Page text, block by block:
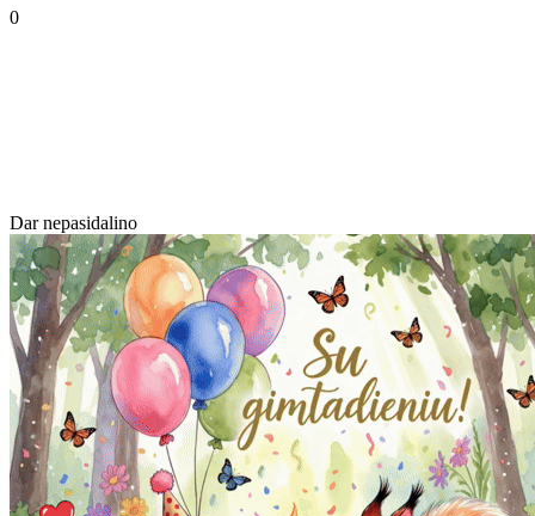
0
Dar nepasidalino